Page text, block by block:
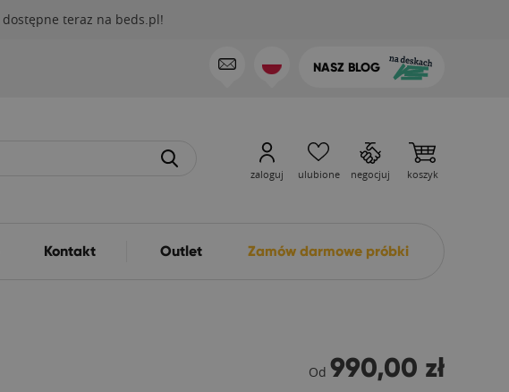
dostępne teraz na beds.pl!
NASZ BLOG
zaloguj ulubione negocjuj koszyk
Kontakt Outlet Zamów darmowe próbki
Od 990,00 zł